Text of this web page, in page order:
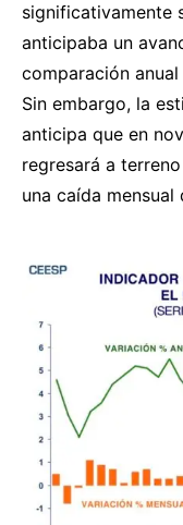
significativamente
anticipaba un
comparación anual
Sin embargo, la
anticipa que en
regresará a
una caída mensual